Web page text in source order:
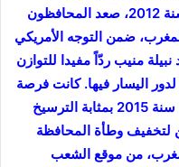
المغربية لحقوق الإنسان. وعند مطلع سنة 2012، صعد المحافظون
ضمن التوجه الأمريكي
منيب ردّاً مفيدا للتوازن
اليسار فيها. كانت فرصة
بروز نبيلة منيب في التلفزيون المغربي سنة 2015 بمثابة الترسيخ
لتخفيف وطأة المحافظة
من موقع الشعب